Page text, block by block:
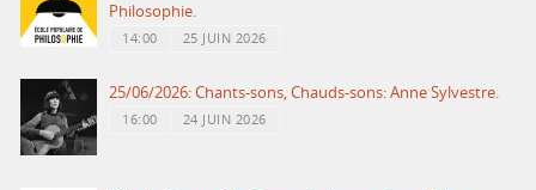
Philosophie.
14:00 25 JUIN 2026
25/06/2026: Chants-sons, Chauds-sons: Anne Sylvestre.
16:00 24 JUIN 2026